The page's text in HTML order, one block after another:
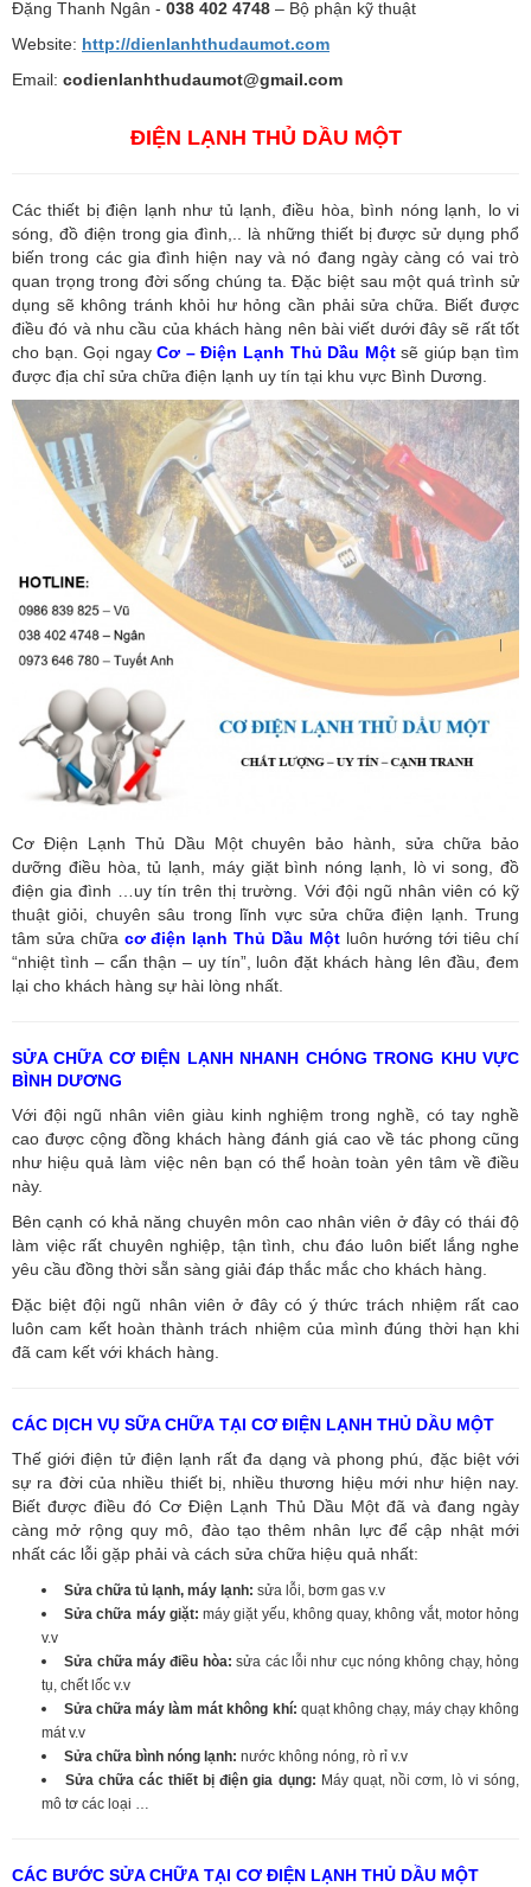
Đặng Thanh Ngân - 038 402 4748 – Bộ phận kỹ thuật
Website: http://dienlanhthudaumot.com
Email: codienlanhthudaumot@gmail.com
ĐIỆN LẠNH THỦ DẦU MỘT
Các thiết bị điện lạnh như tủ lạnh, điều hòa, bình nóng lạnh, lo vi
sóng, đồ điện trong gia đình,.. là những thiết bị được sử dụng phổ
biến trong các gia đình hiện nay và nó đang ngày càng có vai trò
quan trọng trong đời sống chúng ta. Đặc biệt sau một quá trình sử
dụng sẽ không tránh khỏi hư hỏng cần phải sửa chữa. Biết được
điều đó và nhu cầu của khách hàng nên bài viết dưới đây sẽ rất tốt
cho bạn. Gọi ngayCơ – Điện Lạnh Thủ Dầu Một sẽ giúp bạn tìm
được địa chỉ sửa chữa điện lạnh uy tín tại khu vực Bình Dương.
Cơ Điện Lạnh Thủ Dầu Một chuyên bảo hành, sửa chữa bảo
dưỡng điều hòa, tủ lạnh, máy giặt bình nóng lạnh, lò vi song, đồ
điện gia đình …uy tín trên thị trường. Với đội ngũ nhân viên có kỹ
thuật giỏi, chuyên sâu trong lĩnh vực sửa chữa điện lạnh. Trung
tâm sửa chữa cơ điện lạnh Thủ Dầu Mộtluôn hướng tới tiêu chí
“nhiệt tình – cẩn thận – uy tín”, luôn đặt khách hàng lên đầu, đem
lại cho khách hàng sự hài lòng nhất.
SỬA CHỮA CƠ ĐIỆN LẠNH NHANH CHÓNG TRONG KHU VỰC
BÌNH DƯƠNG
Với đội ngũ nhân viên giàu kinh nghiệm trong nghề, có tay nghề
cao được cộng đồng khách hàng đánh giá cao về tác phong cũng
như hiệu quả làm việc nên bạn có thể hoàn toàn yên tâm về điều
này.
Bên cạnh có khả năng chuyên môn cao nhân viên ở đây có thái độ
làm việc rất chuyên nghiệp, tận tình, chu đáo luôn biết lắng nghe
yêu cầu đồng thời sẵn sàng giải đáp thắc mắc cho khách hàng.
Đặc biệt đội ngũ nhân viên ở đây có ý thức trách nhiệm rất cao
luôn cam kết hoàn thành trách nhiệm của mình đúng thời hạn khi
đã cam kết với khách hàng.
CÁC DỊCH VỤ SỮA CHỮA TẠI CƠ ĐIỆN LẠNH THỦ DẦU MỘT
Thế giới điện tử điện lạnh rất đa dạng và phong phú, đặc biệt với
sự ra đời của nhiều thiết bị, nhiều thương hiệu mới như hiện nay.
Biết được điều đó Cơ Điện Lạnh Thủ Dầu Một đã và đang ngày
càng mở rộng quy mô, đào tạo thêm nhân lực để cập nhật mới
nhất các lỗi gặp phải và cách sửa chữa hiệu quả nhất:
Sửa chữa tủ lạnh, máy lạnh: sửa lỗi, bơm gas v.v
Sửa chữa máy giặt:máy giặt yếu, không quay, không vắt, motor hỏng
v.v
Sửa chữa máy điều hòa: sửa các lỗi như cục nóng không chạy, hỏng
tụ, chết lốc v.v
Sửa chữa máy làm mát không khí: quạt không chạy, máy chạy không
mát v.v
Sửa chữa bình nóng lạnh: nước không nóng, rò rỉ v.v
Sửa chữa các thiết bị điện gia dụng: Máy quạt, nồi cơm, lò vi sóng,
mô tơ các loại …
CÁC BƯỚC SỬA CHỮA TẠI CƠ ĐIỆN LẠNH THỦ DẦU MỘT